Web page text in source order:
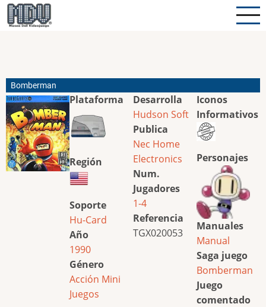
Pasar
al
Bomberman
Plataforma
Región
Soporte
Hu-Card
Año
1990
Género
Acción Mini
Juegos
Desarrolla
Hudson Soft
Publica
Nec Home
Electronics
Num.
Jugadores
1-4
Referencia
TGX020053
Iconos
Informativos
Personajes
Manuales
Manual
Saga juego
Bomberman
Juego
comentado